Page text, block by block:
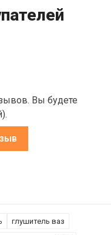
Вы будете
глушитель ваз